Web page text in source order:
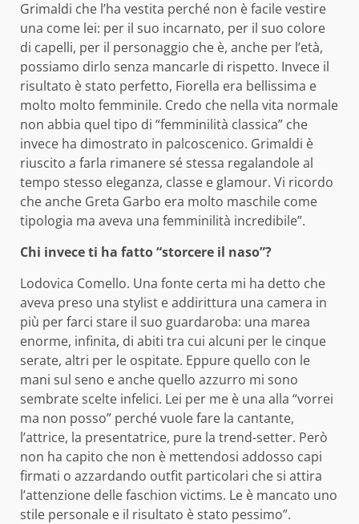
Grimaldi che l’ha vestita perché non è facile vestire
una come lei: per il suo incarnato, per il suo colore
di capelli, per il personaggio che è, anche per l’età,
possiamo dirlo senza mancarle di rispetto. Invece il
risultato è stato perfetto, Fiorella era bellissima e
molto molto femminile. Credo che nella vita normale
non abbia quel tipo di “femminilità classica” che
invece ha dimostrato in palcoscenico. Grimaldi è
riuscito a farla rimanere sé stessa regalandole al
tempo stesso eleganza, classe e glamour. Vi ricordo
che anche Greta Garbo era molto maschile come
tipologia ma aveva una femminilità incredibile”.
Chi invece ti ha fatto “storcere il naso”?
Lodovica Comello. Una fonte certa mi ha detto che
aveva preso una stylist e addirittura una camera in
più per farci stare il suo guardaroba: una marea
enorme, infinita, di abiti tra cui alcuni per le cinque
serate, altri per le ospitate. Eppure quello con le
mani sul seno e anche quello azzurro mi sono
sembrate scelte infelici. Lei per me è una alla “vorrei
ma non posso” perché vuole fare la cantante,
l’attrice, la presentatrice, pure la trend-setter. Però
non ha capito che non è mettendosi addosso capi
firmati o azzardando outfit particolari che si attira
l’attenzione delle faschion victims. Le è mancato uno
stile personale e il risultato è stato pessimo”.